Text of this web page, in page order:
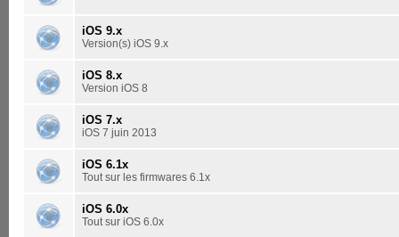
iOS 9.x
Version(s) iOS 9.x
iOS 8.x
Version iOS 8
iOS 7.x
iOS 7 juin 2013
iOS 6.1x
Tout sur les firmwares 6.1x
iOS 6.0x
Tout sur iOS 6.0x